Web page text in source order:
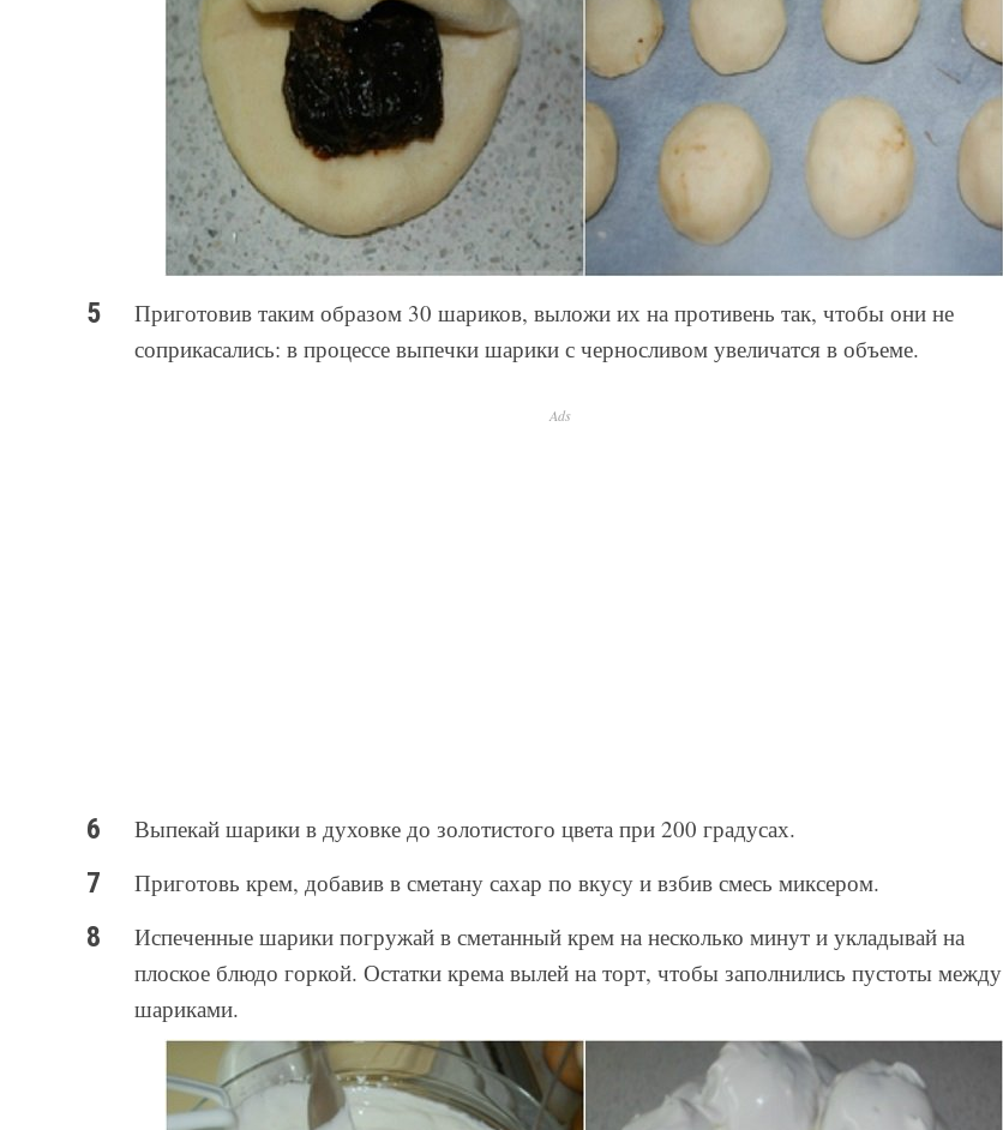
Приготовив таким образом 30 шариков, выложи их на противень так, чтобы они не
соприкасались: в процессе выпечки шарики с черносливом увеличатся в объеме.
Ads
Выпекай шарики в духовке до золотистого цвета при 200 градусах.
Приготовь крем, добавив в сметану сахар по вкусу и взбив смесь миксером.
Испеченные шарики погружай в сметанный крем на несколько минут и укладывай на
плоское блюдо горкой. Остатки крема вылей на торт, чтобы заполнились пустоты между
шариками.